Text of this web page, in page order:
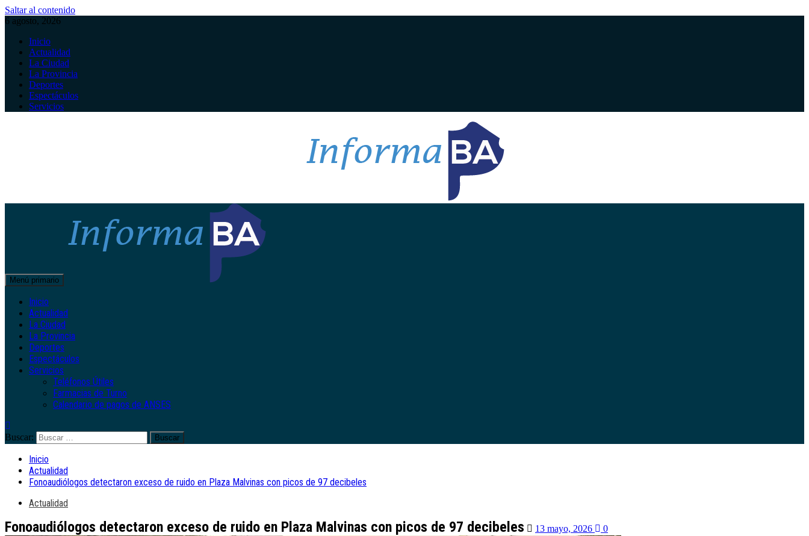
Saltar al contenido
6 agosto, 2026
Inicio
Actualidad
La Ciudad
La Provincia
Deportes
Espectáculos
Servicios
Menú primario
Inicio
Actualidad
La Ciudad
La Provincia
Deportes
Espectáculos
Servicios
Teléfonos Útiles
Farmacias de Turno
Calendario de pagos de ANSES
Buscar:
Inicio
Actualidad
Fonoaudiólogos detectaron exceso de ruido en Plaza Malvinas con picos de 97 decibeles
Actualidad
Fonoaudiólogos detectaron exceso de ruido en Plaza Malvinas con picos de 97 decibeles 13 mayo, 2026 0